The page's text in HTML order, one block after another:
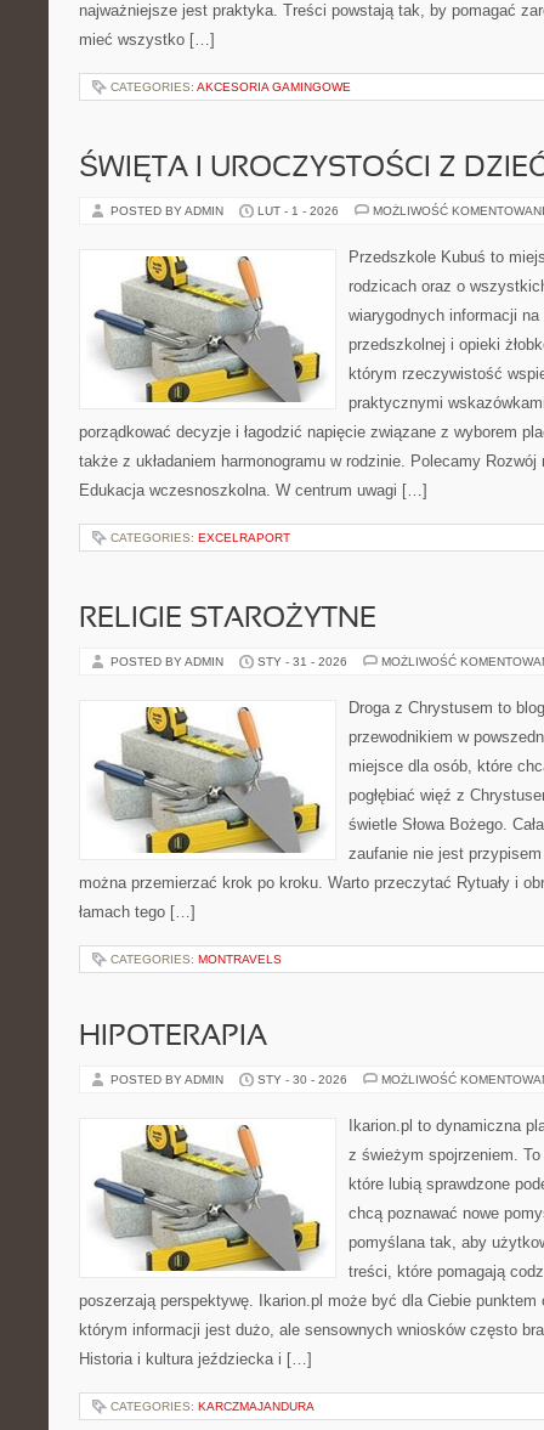
najważniejsze jest praktyka. Treści powstają tak, by pomagać
mieć wszystko […]
CATEGORIES: AKCESORIA GAMINGOWE
ŚWIĘTA I UROCZYSTOŚCI Z
POSTED BY ADMIN LUT - 1 - 2026 MOŻLIWOŚĆ
Przedszkole Kubuś to
rodzicach oraz o
wiarygodnych informacji
przedszkolnej i opieki
którym rzeczywistość
praktycznymi
porządkować decyzje i łagodzić napięcie związane z wyborem
także z układaniem harmonogramu w rodzinie. Polecamy
Edukacja wczesnoszkolna. W centrum uwagi […]
CATEGORIES: EXCELRAPORT
RELIGIE STAROŻYTNE
POSTED BY ADMIN STY - 31 - 2026 MOŻLIWOŚĆ
Droga z Chrystusem to
przewodnikiem w
miejsce dla osób, które
pogłębiać więź z
świetle Słowa Bożego.
zaufanie nie jest
można przemierzać krok po kroku. Warto przeczytać Rytuały i
łamach tego […]
CATEGORIES: MONTRAVELS
HIPOTERAPIA
POSTED BY ADMIN STY - 30 - 2026 MOŻLIWOŚĆ
Ikarion.pl to dynamiczna
z świeżym spojrzeniem.
które lubią sprawdzone
chcą poznawać nowe
pomyślana tak, aby
treści, które pomagają
poszerzają perspektywę. Ikarion.pl może być dla Ciebie punktem
którym informacji jest dużo, ale sensownych wniosków często
Historia i kultura jeździecka i […]
CATEGORIES: KARCZMAJANDURA